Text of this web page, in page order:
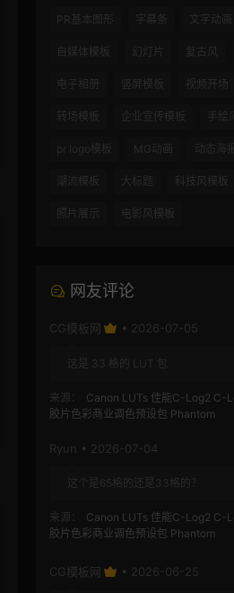
PR基本图形 字幕条 文字动画
自媒体模板 幻灯片 复古风
电子相册 竖屏模板 视频开场
转场模板 企业宣传模板 手绘风
pr logo模板 MG动画 动态海
潮流模板 大标题 科技风模板
照片展示 电影风模板
网友评论
CG模板网 • 2026-07-05
这是 33 格的 LUT 包
来源：
Canon LUTs 佳能C-Log2 C-
胶片色彩商业调色预设包 Phantom
Ryun • 2026-07-04
这个是65格的还是33格的？
来源：
Canon LUTs 佳能C-Log2 C-
胶片色彩商业调色预设包 Phantom
CG模板网 • 2026-06-25